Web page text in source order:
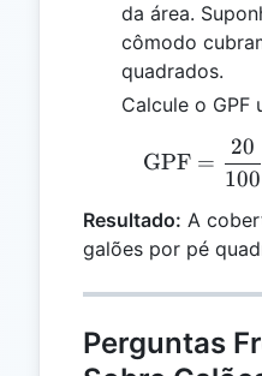
da área.
cômodo
quadrados.
Calcule o GPF
GPF =
100
20
Resultado: A
galões por pé
Perguntas